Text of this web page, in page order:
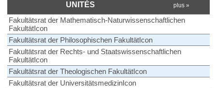
UNITÉS plus »
Fakultätsrat der Mathematisch-Naturwissenschaftlichen
FakultätIcon
Fakultätsrat der Philosophischen FakultätIcon
Fakultätsrat der Rechts- und Staatswissenschaftlichen
FakultätIcon
Fakultätsrat der Theologischen FakultätIcon
Fakultätsrat der UniversitätsmedizinIcon